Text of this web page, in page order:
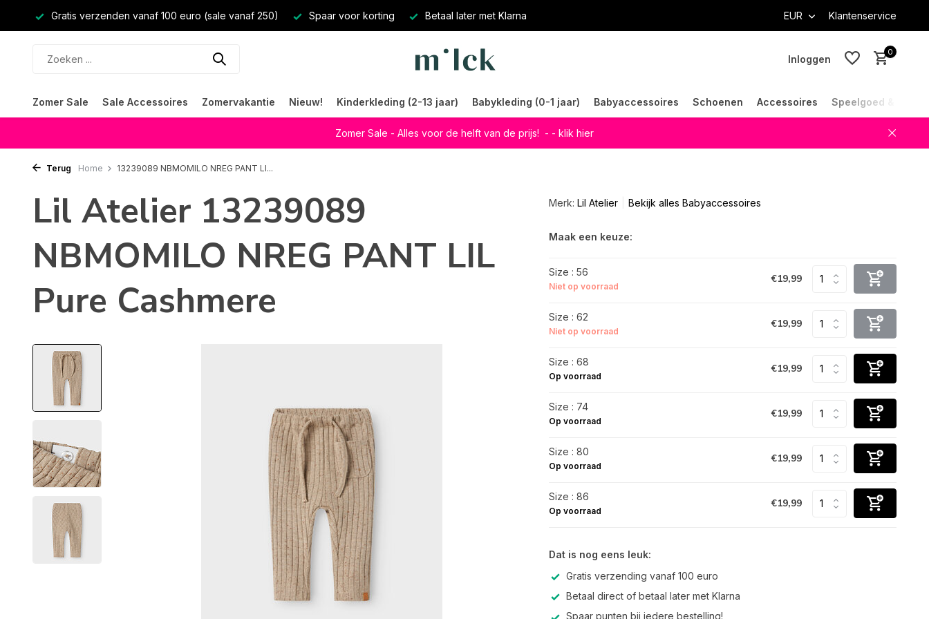
Gratis verzenden vanaf 100 euro (sale vanaf 250) Spaar voor korting Betaal later met Klarna EUR Klantenservice
Inloggen
0
Zomer Sale Sale Accessoires Zomervakantie Nieuw! Kinderkleding (2-13 jaar) Babykleding (0-1 jaar) Babyaccessoires Schoenen Accessoires Speelgoed &
Zomer Sale - Alles voor de helft van de prijs! - - klik hier
Terug Home 13239089 NBMOMILO NREG PANT LI...
Lil Atelier 13239089
NBMOMILO NREG PANT LIL
Pure Cashmere
Merk: Lil Atelier Bekijk alles Babyaccessoires
Maak een keuze:
Size : 56
Niet op voorraad
€19,99
Size : 62
Niet op voorraad
€19,99
Size : 68
Op voorraad
€19,99
Size : 74
Op voorraad
€19,99
Size : 80
Op voorraad
€19,99
Size : 86
Op voorraad
€19,99
Dat is nog eens leuk:
Gratis verzending vanaf 100 euro
Betaal direct of betaal later met Klarna
Spaar punten bij iedere bestelling!